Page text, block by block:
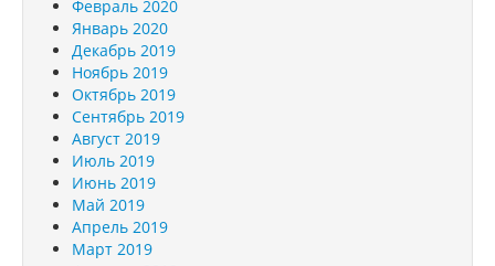
Февраль 2020
Январь 2020
Декабрь 2019
Ноябрь 2019
Октябрь 2019
Сентябрь 2019
Август 2019
Июль 2019
Июнь 2019
Май 2019
Апрель 2019
Март 2019